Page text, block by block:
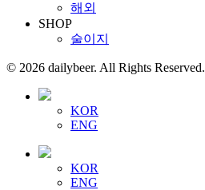
해외
SHOP
술이지
© 2026 dailybeer. All Rights Reserved.
KOR
ENG
KOR
ENG